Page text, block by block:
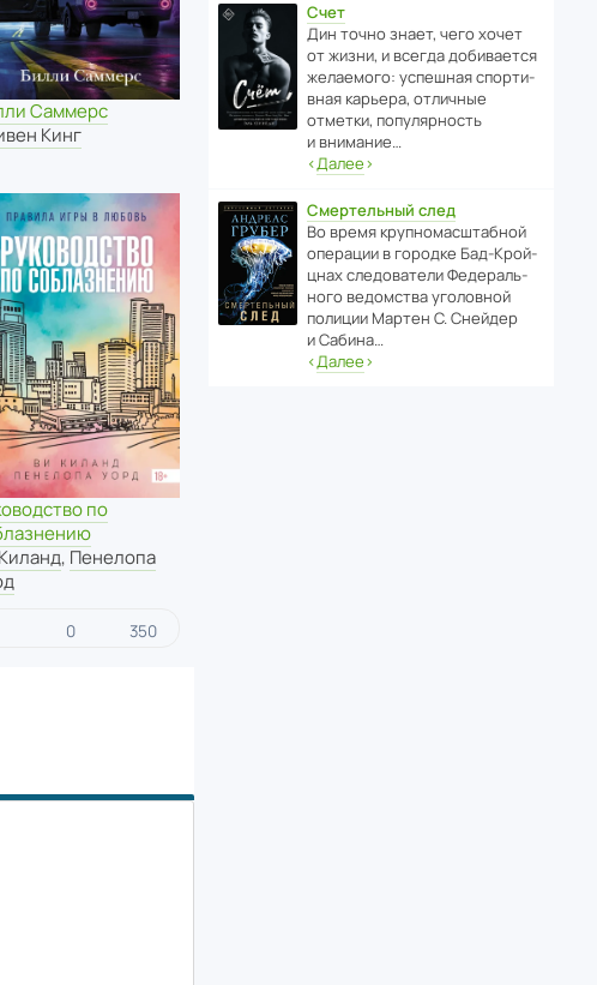
Саммерс
Кинг
по
, Пенелопа
0 350
Счет
Дин точно знает, чего хочет
от жизни, и всегда доби­ва­ется
жела­е­мого: успе­шная спор­ти­
вная карьера, отли­чные
отметки, попу­ля­р­ность
и внимание…
‹Далее›
Смертельный след
Во время круп­но­мас­ш­та­бной
операции в городке Бад‑Крой­
цнах следо­ва­тели Феде­раль­
ного ведомства уголо­вной
полиции Мартен С. Снейдер
и Сабина…
‹Далее›